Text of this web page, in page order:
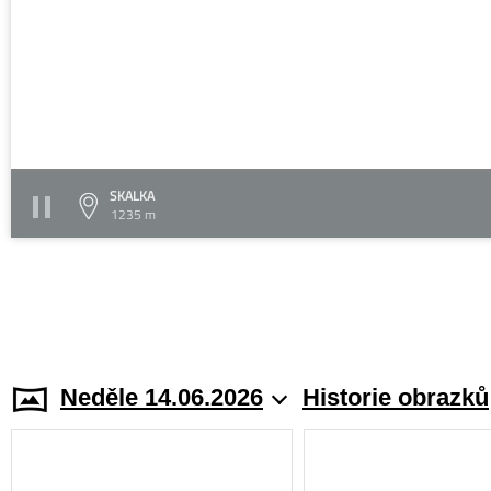
SKALKA
1235 m
Neděle 14.06.2026 Historie obrazků